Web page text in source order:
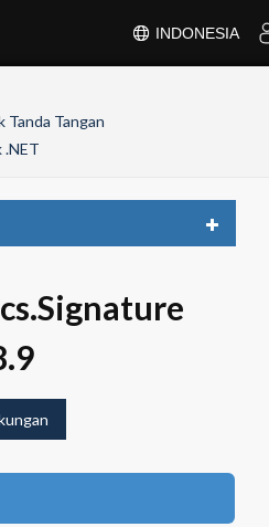
INDONESIA
Tanda Tangan
Toggle